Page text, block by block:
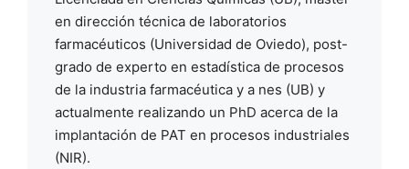
en dirección técnica de laboratorios
farmacéuticos (Universidad de Oviedo), post-
grado de experto en estadística de procesos
de la industria farmacéutica y a nes (UB) y
actualmente realizando un PhD acerca de la
implantación de PAT en procesos industriales
(NIR).